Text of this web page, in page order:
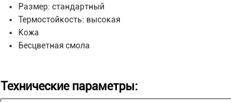
Размер: стандартный
Термостойкость: высокая
Кожа
Бесцветная смола
Технические параметры: